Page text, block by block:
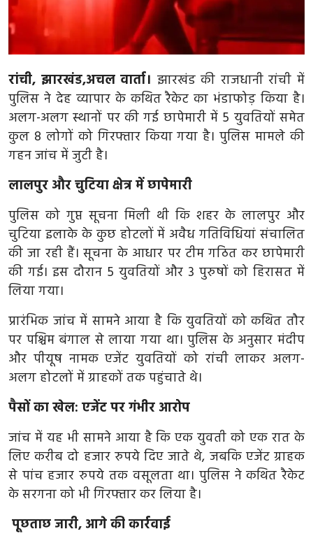
देश
बिजनेस
धर्म
खेल
Videos
अपना राज्य - अपना शहर
जॉब - कैरियर
सिनेमा
विचार वार्ता
लाइफस्टाइल
टेक्नोलॉजी
अन्य
उत्तर प्रदेश
रांची, झारखंड,अचल वार्ता। झारखंड की राजधानी रांची में
पुलिस ने देह व्यापार के कथित रैकेट का भंडाफोड़ किया है।
अलग-अलग स्थानों पर की गई छापेमारी में 5 युवतियों समेत
कुल 8 लोगों को गिरफ्तार किया गया है। पुलिस मामले की
गहन जांच में जुटी है।
लालपुर और चुटिया क्षेत्र में छापेमारी
पुलिस को गुप्त सूचना मिली थी कि शहर के लालपुर और
चुटिया इलाके के कुछ होटलों में अवैध गतिविधियां संचालित
की जा रही हैं। सूचना के आधार पर टीम गठित कर छापेमारी
की गई। इस दौरान 5 युवतियों और 3 पुरुषों को हिरासत में
लिया गया।
प्रारंभिक जांच में सामने आया है कि युवतियों को कथित तौर
पर पश्चिम बंगाल से लाया गया था। पुलिस के अनुसार मंदीप
और पीयूष नामक एजेंट युवतियों को रांची लाकर अलग-
अलग होटलों में ग्राहकों तक पहुंचाते थे।
पैसों का खेल: एजेंट पर गंभीर आरोप
जांच में यह भी सामने आया है कि एक युवती को एक रात के
लिए करीब दो हजार रुपये दिए जाते थे, जबकि एजेंट ग्राहक
से पांच हजार रुपये तक वसूलता था। पुलिस ने कथित रैकेट
के सरगना को भी गिरफ्तार कर लिया है।
पूछताछ जारी, आगे की कार्रवाई